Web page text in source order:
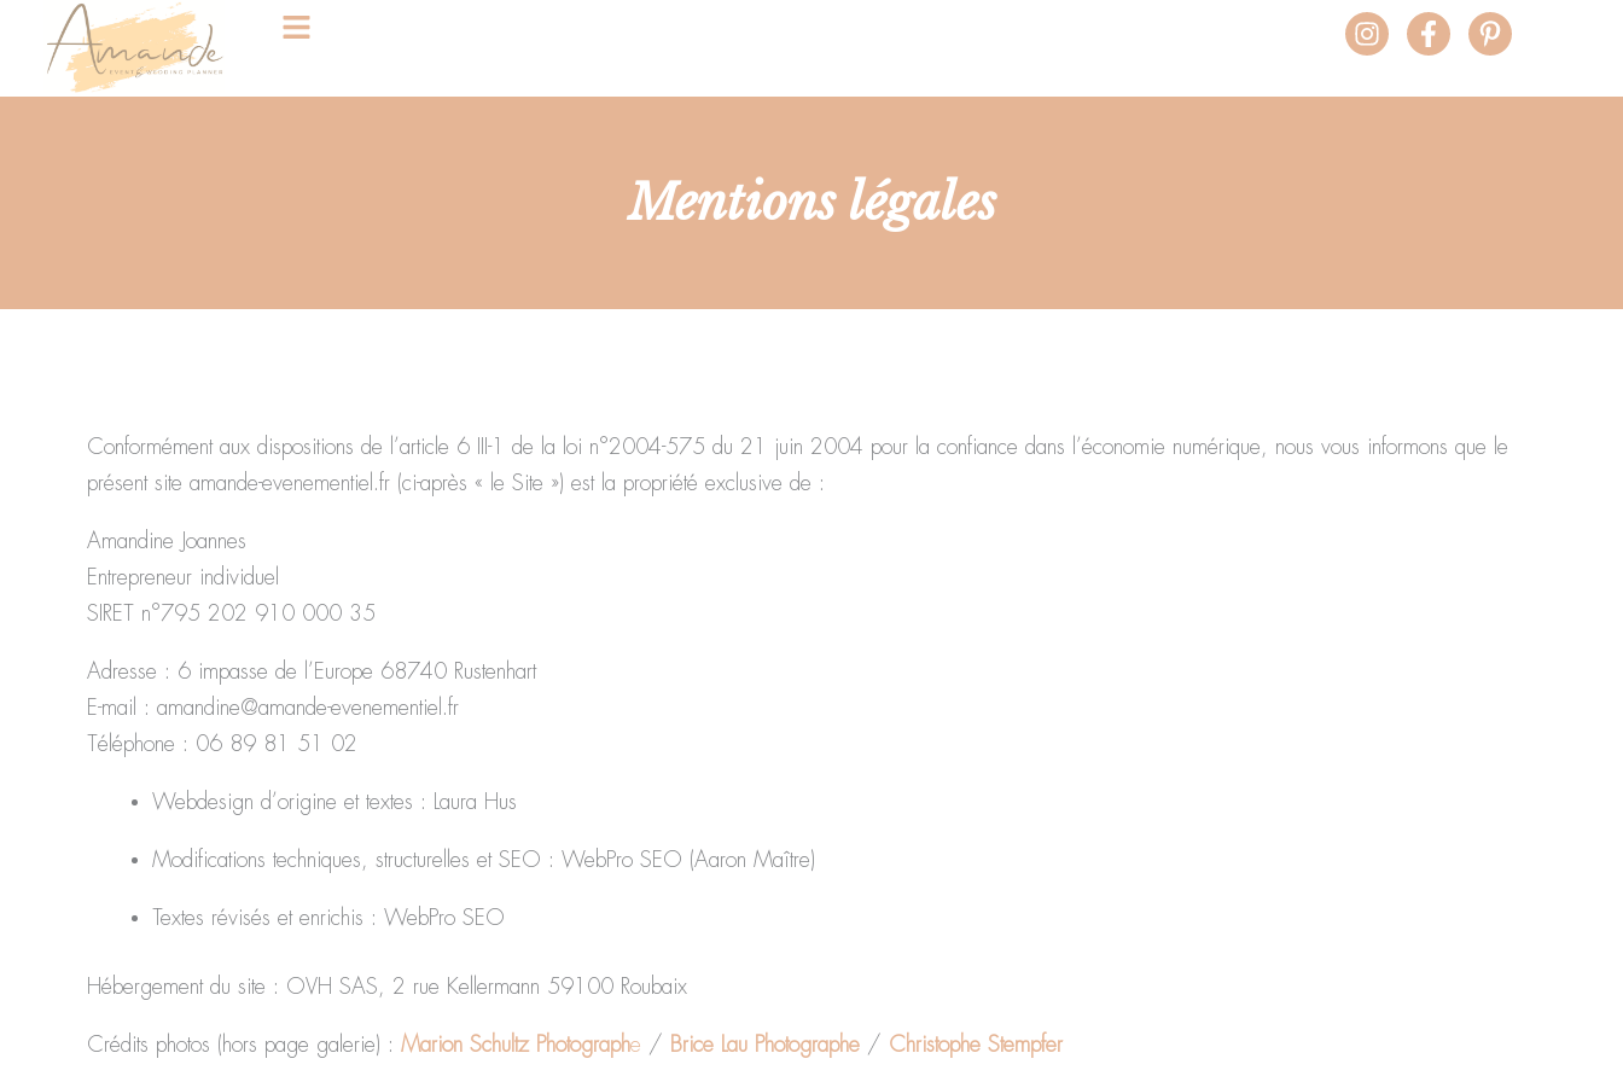
InstagramFacebook-
f
Pinterest-
p
Mentions légales
Conformément aux dispositions de l’article 6 III-1 de la loi n°2004-575 du 21 juin 2004 pour la confiance dans l’économie numérique, nous vous informons que le
présent site amande-evenementiel.fr (ci-après « le Site ») est la propriété exclusive de :
Amandine Joannes
Entrepreneur individuel
SIRET n°795 202 910 000 35
Adresse : 6 impasse de l’Europe 68740 Rustenhart
E-mail : amandine@amande-evenementiel.fr
Téléphone : 06 89 81 51 02
Webdesign d’origine et textes : Laura Hus
Modifications techniques, structurelles et SEO : WebPro SEO (Aaron Maître)
Textes révisés et enrichis : WebPro SEO
Hébergement du site : OVH SAS, 2 rue Kellermann 59100 Roubaix
Crédits photos (hors page galerie) : Marion Schultz Photographe / Brice Lau Photographe / Christophe Stempfer